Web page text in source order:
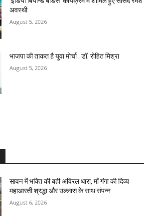
अवस्थी
August 5, 2026
भाजपा की ताकत है युवा मोर्चा : डॉ. रोहित मिश्रा
August 5, 2026
सावन में भक्ति की बही अविरल धारा, माँ गंगा की दिव्य
महाआरती श्रद्धा और उल्लास के साथ संपन्न
August 6, 2026